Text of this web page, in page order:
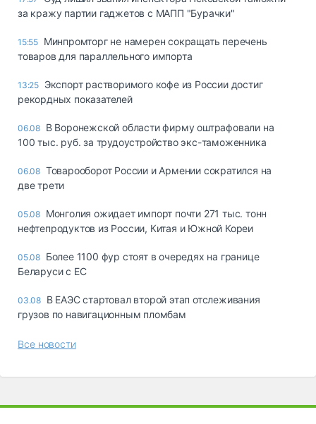
за кражу партии гаджетов с МАПП "Бурачки"
15:55 Минпромторг не намерен сокращать перечень
товаров для параллельного импорта
13:25 Экспорт растворимого кофе из России достиг
рекордных показателей
06.08 В Воронежской области фирму оштрафовали на
100 тыс. руб. за трудоустройство экс-таможенника
06.08 Товарооборот России и Армении сократился на
две трети
05.08 Монголия ожидает импорт почти 271 тыс. тонн
нефтепродуктов из России, Китая и Южной Кореи
05.08 Более 1100 фур стоят в очередях на границе
Беларуси с ЕС
03.08 В ЕАЭС стартовал второй этап отслеживания
грузов по навигационным пломбам
Все новости